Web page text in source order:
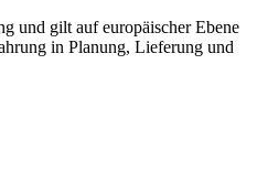
und gilt auf europäischer Ebene
in Planung, Lieferung und